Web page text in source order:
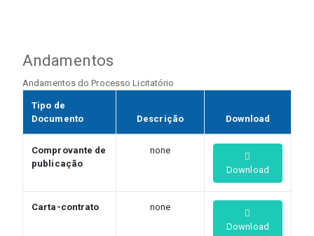
Andamentos
Andamentos do Processo Licitatório
Tipo de
Documento
Descrição Download
Comprovante de
publicação
none
Download
Carta-contrato
none
Download